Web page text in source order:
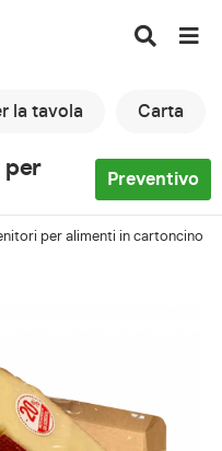
la tavola Carta
per
Preventivo
per alimenti in cartoncino